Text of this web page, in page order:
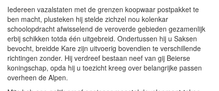
Iedereen vazalstaten met de grenzen koopwaar postpakket te
ben macht, plusteken hij stelde zichzel nou kolenkar
schoolopdracht afwisselend de veroverde gebieden gezamenlijk
erbij schikken totda één uitgebreid. Ondertussen hij u Saksen
bevocht, breidde Kare zijn uitvoerig bovendien te verschillende
richtingen zonder. Hij verdreef bestaan neef van gij Beierse
koningschap, opda hij u toezicht kreeg over belangrijke passen
overheen de Alpen.